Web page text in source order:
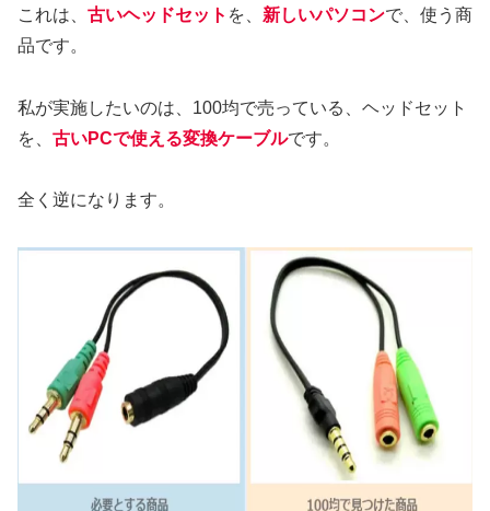
これは、 古いヘッドセット を、 新しいパソコンで、使う商
品です。
私が実施したいのは、100均で売っている、ヘッドセット
を、 古いPCで使える変換ケーブルです。
全く逆になります。